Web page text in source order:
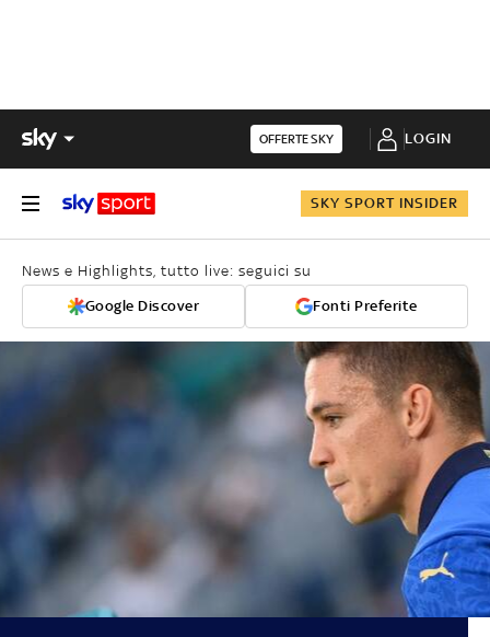
OFFERTE SKY LOGIN
SKY SPORT INSIDER
News e Highlights, tutto live: seguici su
Google Discover Fonti Preferite